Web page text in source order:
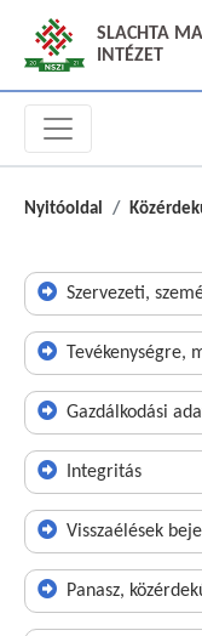
SLACHTA
INTÉZET
Nyitóoldal
Szervezeti,
Tevékenységre,
Gazdálkodási
Integritás
Visszaélések
Panasz,